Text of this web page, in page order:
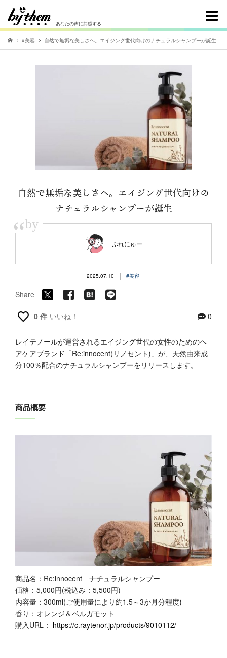
あなたの声に共感する
#美容 自然で無垢な美しさヘ。エイジング世代向けのナチュラルシャンプーが誕生
自然で無垢な美しさヘ。エイジング世代向けの
ナチュラルシャンプーが誕生
“by
ぷれにゅー
2025.07.10 | #美容
Share
0 件 いいね！ 0
レイテノールが運営されるエイジング世代の女性のためのヘ
アケアブランド「Re:innocent(リノセント)」が、天然由来成
分100％配合のナチュラルシャンプーをリリースします。
商品概要
商品名：Re:innocent ナチュラルシャンプー
価格：5,000円(税込み：5,500円)
内容量：300ml(ご使用量により約1.5～3か月分程度)
香り：オレンジ＆ベルガモット
購入URL： https://c.raytenor.jp/products/9010112/